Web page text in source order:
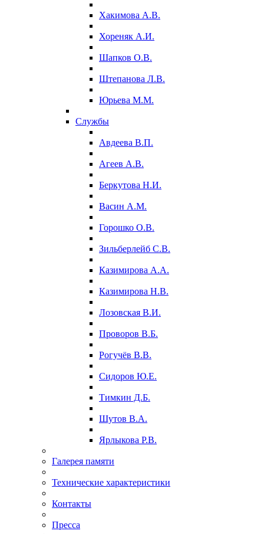
Хакимова А.В.
Хореняк А.И.
Шапков О.В.
Штепанова Л.В.
Юрьева М.М.
Службы
Авдеева В.П.
Агеев А.В.
Беркутова Н.И.
Васин А.М.
Горошко О.В.
Зильберлейб С.В.
Казимирова А.А.
Казимирова Н.В.
Лозовская В.И.
Проворов В.Б.
Рогучёв В.В.
Сидоров Ю.Е.
Тимкин Д.Б.
Шутов В.А.
Ярлыкова Р.В.
Галерея памяти
Технические характеристики
Контакты
Пресса